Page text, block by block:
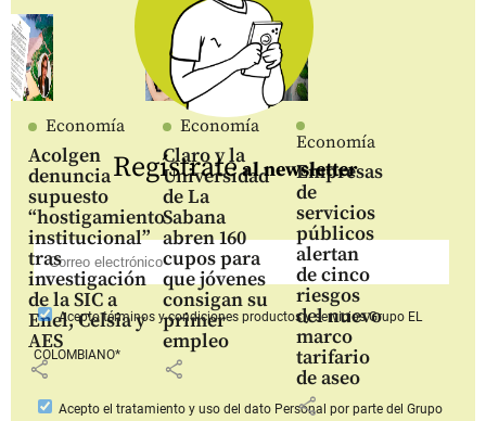
Economía
Acolgen
denuncia
supuesto
“hostigamiento
institucional”
tras
investigación
de la SIC a
Enel, Celsia y
AES
share
Economía
Claro y la
Universidad
de La
Sabana
abren 160
cupos para
que jóvenes
consigan su
primer
empleo
share
Economía
Empresas
de
servicios
públicos
alertan
de cinco
riesgos
del nuevo
marco
tarifario
de aseo
share
Regístrateal newsletter
Aceptotérminos y condiciones productos y serviciosGrupo EL
COLOMBIANO*
Acepto el tratamiento y uso del dato Personal por parte del Grupo